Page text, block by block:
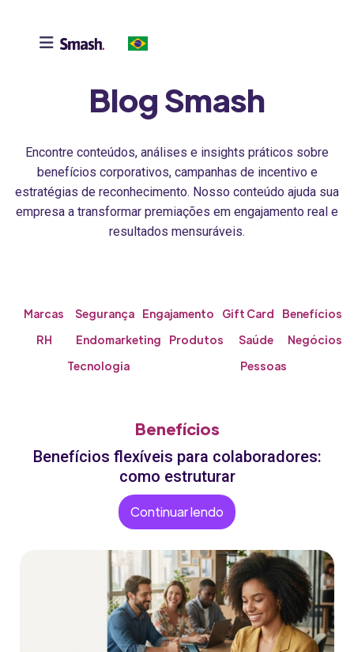

Blog Smash
Encontre conteúdos, análises e insights práticos sobre
benefícios corporativos, campanhas de incentivo e
estratégias de reconhecimento. Nosso conteúdo ajuda sua
empresa a transformar premiações em engajamento real e
resultados mensuráveis.
Marcas Segurança Engajamento Gift Card
Benefícios
RH
Endomarketing Produtos Saúde
Negócios
Tecnologia
Pessoas
Benefícios
Benefícios flexíveis para colaboradores:
como estruturar
Continuar lendo